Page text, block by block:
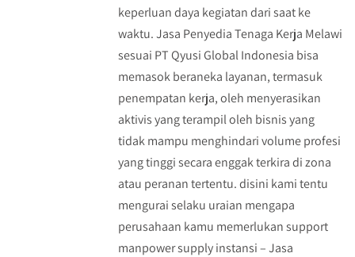
keperluan daya kegiatan dari saat ke
waktu. Jasa Penyedia Tenaga Kerja Melawi
sesuai PT Qyusi Global Indonesia bisa
memasok beraneka layanan, termasuk
penempatan kerja, oleh menyerasikan
aktivis yang terampil oleh bisnis yang
tidak mampu menghindari volume profesi
yang tinggi secara enggak terkira di zona
atau peranan tertentu. disini kami tentu
mengurai selaku uraian mengapa
perusahaan kamu memerlukan support
manpower supply instansi – Jasa